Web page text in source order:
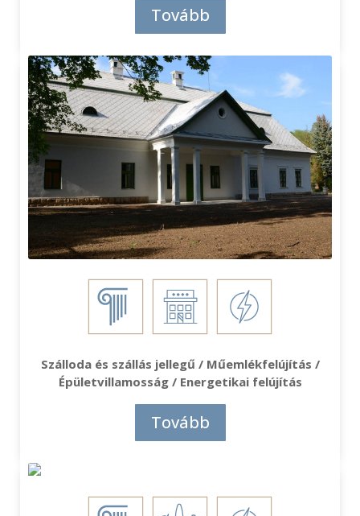
Tovább
Szálloda és szállás jellegű / Műemlékfelújítás /
Épületvillamosság / Energetikai felújítás
Tovább